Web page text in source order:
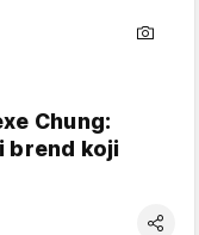
Chung:
brend koji